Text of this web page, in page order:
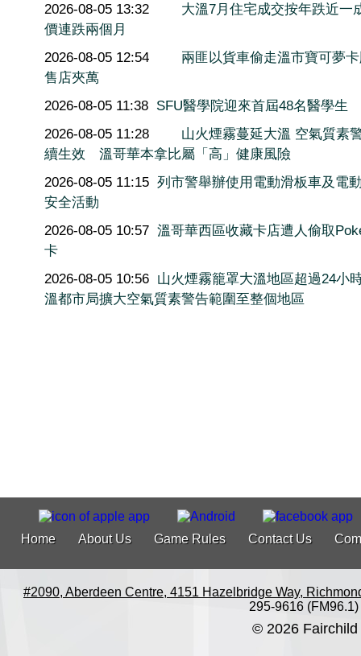
2026-08-05 13:32
大溫7月住宅成交按年跌近
價連跌兩個月
2026-08-05 12:54
兩匪以貨車偷走溫市寶可夢
售店夾萬
2026-08-05 11:38 SFU醫學院迎來首屆48名醫學生
2026-08-05 11:28
山火煙霧蔓延大溫 空氣質素
續生效 溫哥華本拿比屬「高」健康風險
2026-08-05 11:15 列市警舉辦使用電動滑板車及電
安全活動
2026-08-05 10:57 溫哥華西區收藏卡店遭人偷取
卡
2026-08-05 10:56 山火煙霧籠罩大溫地區超過24小
溫都市局擴大空氣質素警告範圍至整個地區
Home About Us Game Rules Contact Us
#2090, Aberdeen Centre, 4151 Hazelbridge Way,
295-9616 (FM96.1)
© 2026 Fairchild